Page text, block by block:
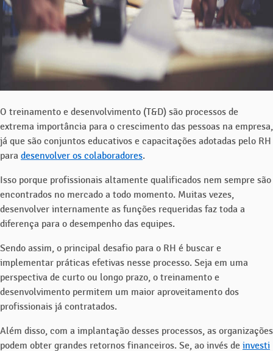
O treinamento e desenvolvimento (T&D) são processos de
extrema importância para o crescimento das pessoas na empresa,
já que são conjuntos educativos e capacitações adotadas pelo RH
para desenvolver os colaboradores.
Isso porque profissionais altamente qualificados nem sempre são
encontrados no mercado a todo momento. Muitas vezes,
desenvolver internamente as funções requeridas faz toda a
diferença para o desempenho das equipes.
Sendo assim, o principal desafio para o RH é buscar e
implementar práticas efetivas nesse processo. Seja em uma
perspectiva de curto ou longo prazo, o treinamento e
desenvolvimento permitem um maior aproveitamento dos
profissionais já contratados.
Além disso, com a implantação desses processos, as organizações
podem obter grandes retornos financeiros. Se, ao invés de investi